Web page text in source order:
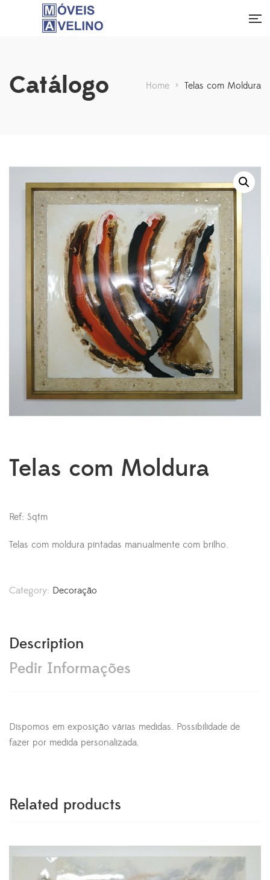
Catálogo Home > Telas com Moldura
Telas com Moldura
Ref: Sqtm
Telas com moldura pintadas manualmente com brilho.
Category: Decoração
Description
Pedir Informações
Dispomos em exposição várias medidas. Possibilidade de
fazer por medida personalizada.
Related products